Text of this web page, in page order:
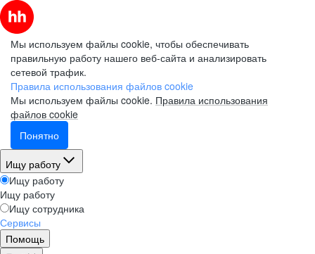
Мы используем файлы cookie, чтобы обеспечивать
правильную работу нашего веб-сайта и анализировать
сетевой трафик.
Правила использования файлов cookie
Мы используем файлы cookie. Правила использования
файлов cookie
Понятно
Ищу работу
Ищу работу
Ищу работу
Ищу сотрудника
Сервисы
Помощь